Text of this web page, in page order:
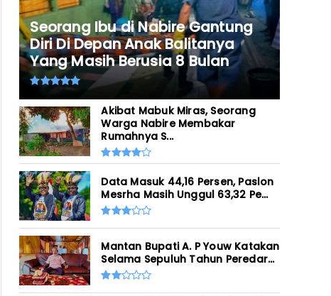
Seorang Ibu di Nabire Gantung
Diri Di Depan Anak Balitanya
Yang Masih Berusia 8 Bulan
Akibat Mabuk Miras, Seorang
Warga Nabire Membakar
Rumahnya S...
Data Masuk 44,16 Persen, Paslon
Mesrha Masih Unggul 63,32 Pe...
Mantan Bupati A. P Youw Katakan
Selama Sepuluh Tahun Peredar...